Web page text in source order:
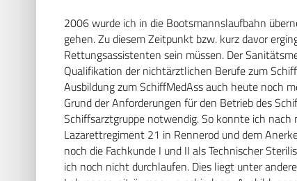
2006 wurde ich in die Bootsmannslaufbahn
gehen. Zu diesem Zeitpunkt bzw. kurz davor
Rettungsassistenten sein müssen. Der
Qualifikation der nichtärztlichen Berufe zum
Ausbildung zum SchiffMedAss auch heute noch
Grund der Anforderungen für den Betrieb des
Schiffsarztgruppe notwendig. So konnte ich
Lazarettregiment 21 in Rennerod und dem
noch die Fachkunde I und II als Technischer
ich noch nicht durchlaufen. Dies liegt unter